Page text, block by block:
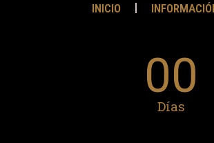
INICIO
00
Días